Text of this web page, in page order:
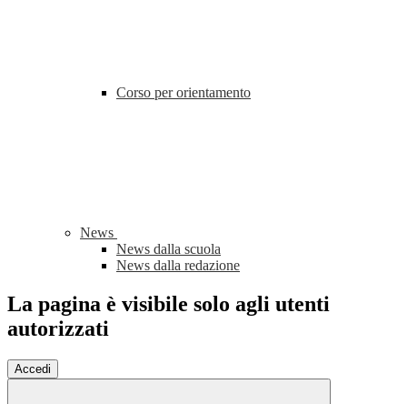
Corso per orientamento
News
News dalla scuola
News dalla redazione
La pagina è visibile solo agli utenti
autorizzati
Accedi